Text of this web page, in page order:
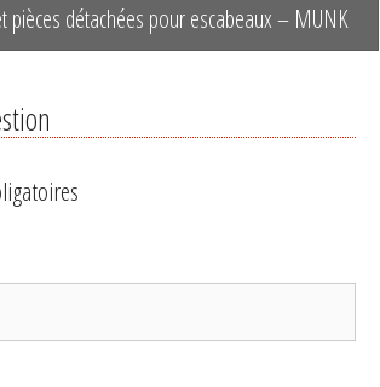
pièces détachées pour escabeaux – MUNK